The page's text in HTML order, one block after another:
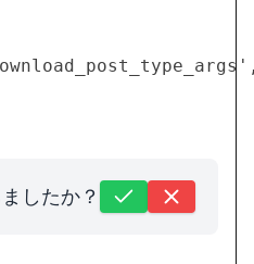
したか？